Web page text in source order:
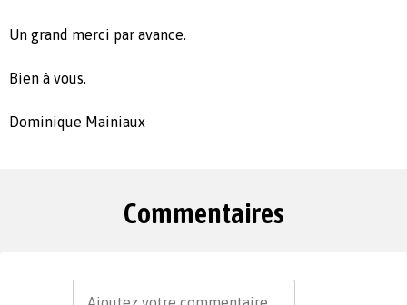
Un grand merci par avance.
Bien à vous.
Dominique Mainiaux
Commentaires